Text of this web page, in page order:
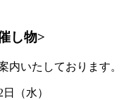
し物>
内いたしております。
（水）